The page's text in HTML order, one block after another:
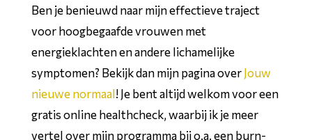
Ben je benieuwd naar mijn effectieve traject
voor hoogbegaafde vrouwen met
energieklachten en andere lichamelijke
symptomen? Bekijk dan mijn pagina overJouw
nieuwe normaal! Je bent altijd welkom voor een
gratis online healthcheck, waarbij ik je meer
vertel over mijn programma bij o.a. een burn-